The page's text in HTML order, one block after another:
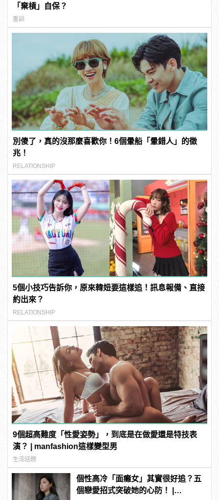
「棄槓」自保？
重訓
別傻了，真的沒那麼喜歡你！6個暈船「暈錯人」的徵
兆！
RELATIONSHIP
5個小技巧告訴你，原來韓妞要這樣追！訊息報備、直接
約出來？
RELATIONSHIP
9個超高難度「性愛姿勢」，到底是在做愛還是特技表
演？ | manfashion這樣變型男
生活話題
個性高冷「面癱女」其實很好追？五
個戀愛招式突破她的心防！ |